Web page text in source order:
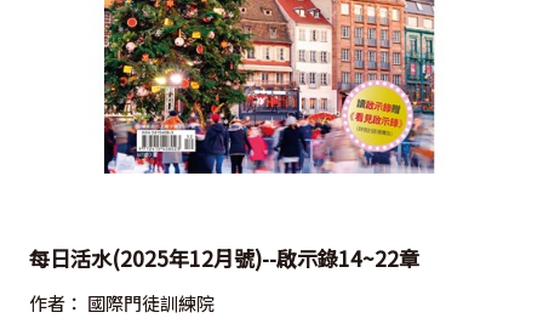
每日活水(2025年12月號)--啟示錄14~22章
作者： 國際門徒訓練院